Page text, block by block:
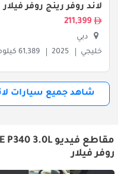
لاند روفر رينج روفر فيلار
211,399
دبي
خليجي
2025 61,389 كيلومتر
شاهد جميع سيارات
روفر فيلار